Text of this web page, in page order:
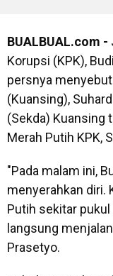
BUALBUAL.com -
Korupsi (KPK),
persnya
(Kuansing),
(Sekda) Kuansing
Merah Putih KPK,
"Pada malam ini,
menyerahkan diri.
Putih sekitar pukul
langsung
Prasetyo.